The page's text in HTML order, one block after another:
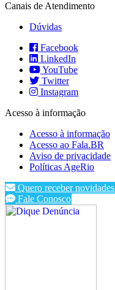
Canais de Atendimento
Dúvidas
Facebook
LinkedIn
YouTube
Twitter
Instagram
Acesso à informação
Acesso à informação
Acesso ao Fala.BR
Aviso de privacidade
Políticas AgeRio
Quero receber novidades
Fale Conosco